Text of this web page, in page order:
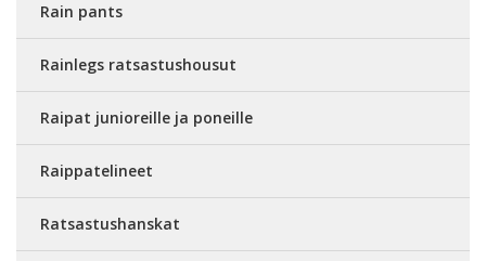
Rain pants
Rainlegs ratsastushousut
Raipat junioreille ja poneille
Raippatelineet
Ratsastushanskat